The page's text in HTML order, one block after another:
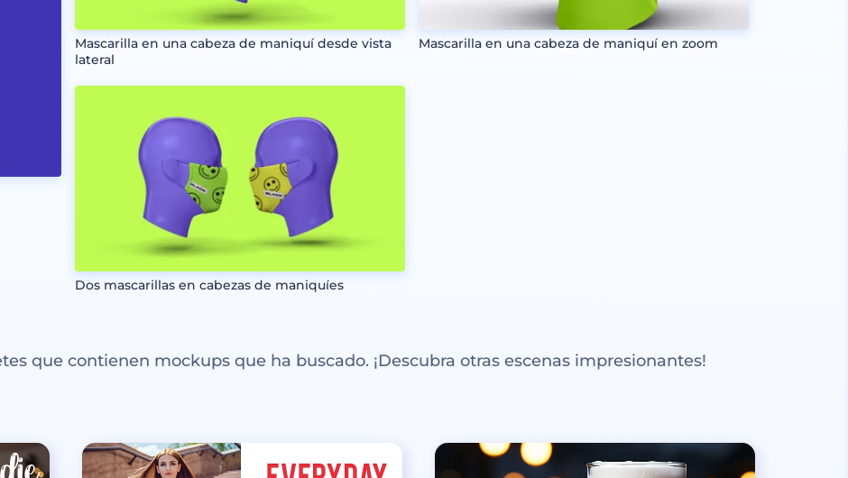
Mascarilla en una cabeza de maniquí desde vista
lateral
Dos mascarillas en cabezas de maniquíes
Mascarilla en una cabeza de maniquí en zoom
que contienen mockups que ha buscado. ¡Descubra otras escenas impresionantes!